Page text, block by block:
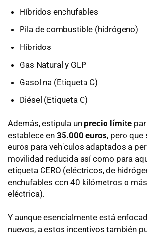
Híbridos enchufables
Pila de combustible (hidrógeno)
Híbridos
Gas Natural y GLP
Gasolina (Etiqueta C)
Diésel (Etiqueta C)
Además, estipula un precio límite
establece en 35.000 euros, pero que
euros para vehículos adaptados a
movilidad reducida así como para
etiqueta CERO (eléctricos, de
enchufables con 40 kilómetros o
eléctrica).
Y aunque esencialmente está
nuevos, a estos incentivos también